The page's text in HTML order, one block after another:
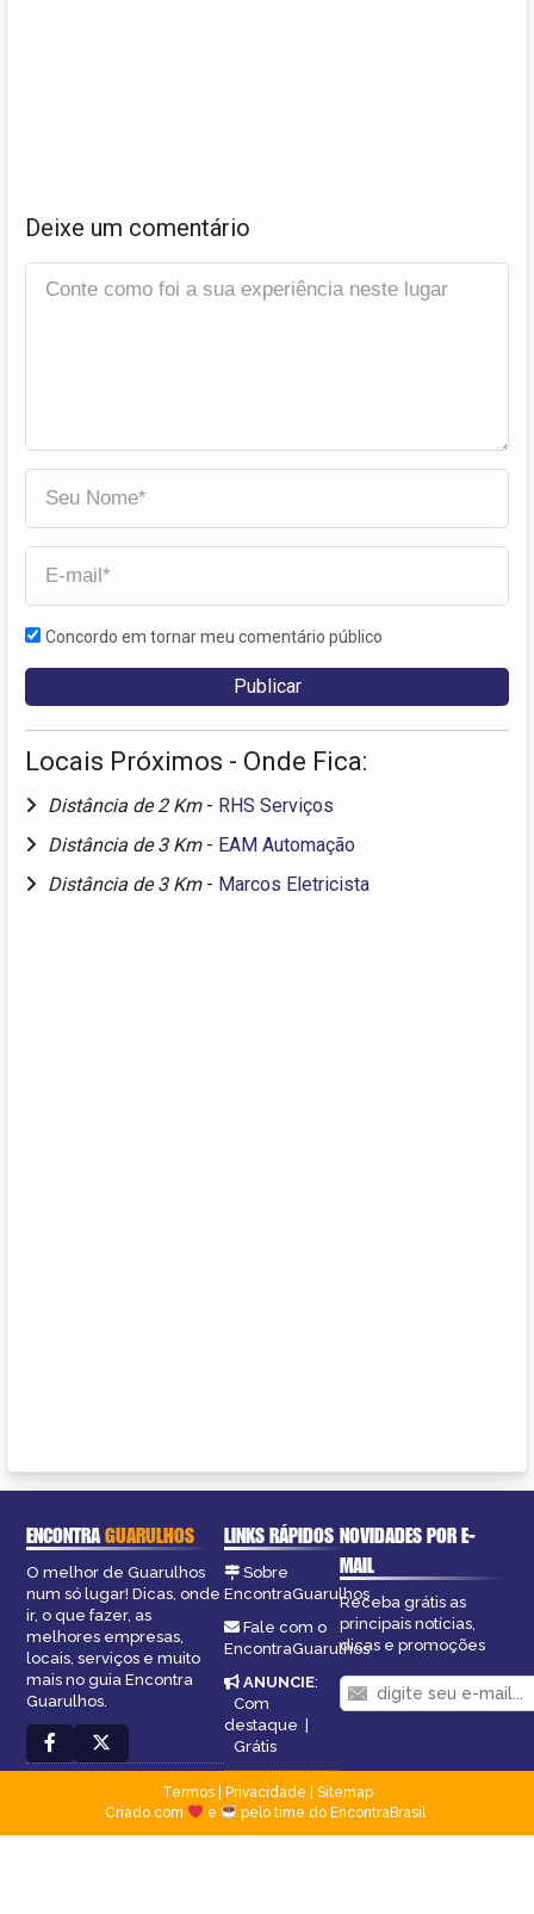
Deixe um comentário
Concordo em tornar meu comentário público
Locais Próximos - Onde Fica:
Distância de 2 Km - RHS Serviços
Distância de 3 Km - EAM Automação
Distância de 3 Km - Marcos Eletricista
ENCONTRAGUARULHOS
O melhor de Guarulhos
num só lugar! Dicas, onde
ir, o que fazer, as
melhores empresas,
locais, serviços e muito
mais no guia Encontra
Guarulhos.
LINKS RÁPIDOS
Sobre
EncontraGuarulhos
Fale com o
EncontraGuarulhos
ANUNCIE:
Com
destaque |
Grátis
NOVIDADES POR E-
MAIL
Receba grátis as
principais notícias,
dicas e promoções
Termos| Privacidade
Sitemap
Criado com
e pelo time do EncontraBrasil